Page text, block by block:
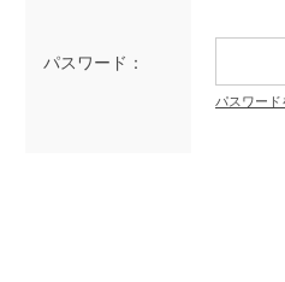
パスワード：
パスワー